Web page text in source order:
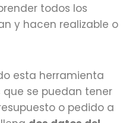
todos los
y hacen realizable o
esta herramienta
se puedan tener
o pedido a